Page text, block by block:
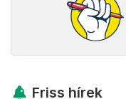
Friss hírek